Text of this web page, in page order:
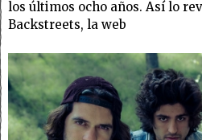
los últimos ocho años. Así lo
Backstreets, la web